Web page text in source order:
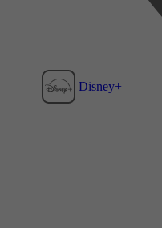
Disney+